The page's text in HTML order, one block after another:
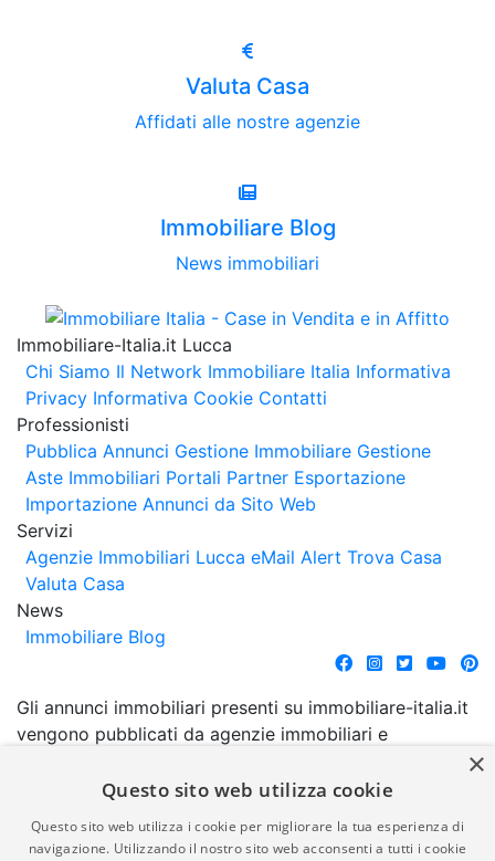
Valuta Casa
Affidati alle nostre agenzie
Immobiliare Blog
News immobiliari
Immobiliare-Italia.it Lucca
Chi Siamo Il Network Immobiliare Italia Informativa
Privacy Informativa Cookie Contatti
Professionisti
Pubblica Annunci Gestione Immobiliare Gestione
Aste Immobiliari Portali Partner Esportazione
Importazione Annunci da Sito Web
Servizi
Agenzie Immobiliari Lucca eMail Alert Trova Casa
Valuta Casa
News
Immobiliare Blog
Gli annunci immobiliari presenti su immobiliare-italia.it
vengono pubblicati da agenzie immobiliari e
comporta l'approvazione o l'avallo da parte di
garanzia da parte di quest'ultima. immobiliare-italia.it
×
Questo sito web utilizza cookie
Questo sito web utilizza i cookie per migliorare la tua esperienza di
navigazione. Utilizzando il nostro sito web acconsenti a tutti i cookie